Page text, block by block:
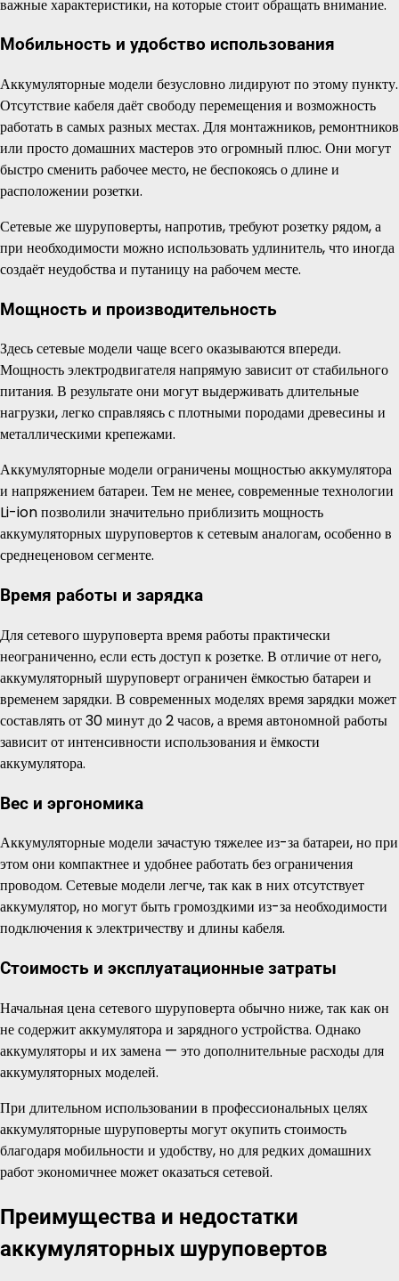
важные характеристики, на которые стоит обращать внимание.
Мобильность и удобство использования
Аккумуляторные модели безусловно лидируют по этому пункту.
Отсутствие кабеля даёт свободу перемещения и возможность
работать в самых разных местах. Для монтажников, ремонтников
или просто домашних мастеров это огромный плюс. Они могут
быстро сменить рабочее место, не беспокоясь о длине и
расположении розетки.
Сетевые же шуруповерты, напротив, требуют розетку рядом, а
при необходимости можно использовать удлинитель, что иногда
создаёт неудобства и путаницу на рабочем месте.
Мощность и производительность
Здесь сетевые модели чаще всего оказываются впереди.
Мощность электродвигателя напрямую зависит от стабильного
питания. В результате они могут выдерживать длительные
нагрузки, легко справляясь с плотными породами древесины и
металлическими крепежами.
Аккумуляторные модели ограничены мощностью аккумулятора
и напряжением батареи. Тем не менее, современные технологии
Li-ion позволили значительно приблизить мощность
аккумуляторных шуруповертов к сетевым аналогам, особенно в
среднеценовом сегменте.
Время работы и зарядка
Для сетевого шуруповерта время работы практически
неограниченно, если есть доступ к розетке. В отличие от него,
аккумуляторный шуруповерт ограничен ёмкостью батареи и
временем зарядки. В современных моделях время зарядки может
составлять от 30 минут до 2 часов, а время автономной работы
зависит от интенсивности использования и ёмкости
аккумулятора.
Вес и эргономика
Аккумуляторные модели зачастую тяжелее из-за батареи, но при
этом они компактнее и удобнее работать без ограничения
проводом. Сетевые модели легче, так как в них отсутствует
аккумулятор, но могут быть громоздкими из-за необходимости
подключения к электричеству и длины кабеля.
Стоимость и эксплуатационные затраты
Начальная цена сетевого шуруповерта обычно ниже, так как он
не содержит аккумулятора и зарядного устройства. Однако
аккумуляторы и их замена — это дополнительные расходы для
аккумуляторных моделей.
При длительном использовании в профессиональных целях
аккумуляторные шуруповерты могут окупить стоимость
благодаря мобильности и удобству, но для редких домашних
работ экономичнее может оказаться сетевой.
Преимущества и недостатки
аккумуляторных шуруповертов